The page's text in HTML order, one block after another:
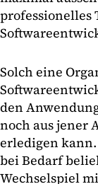
professionelles
Solch eine
den
noch aus jener
erledigen
bei Bedarf
Wechselspiel